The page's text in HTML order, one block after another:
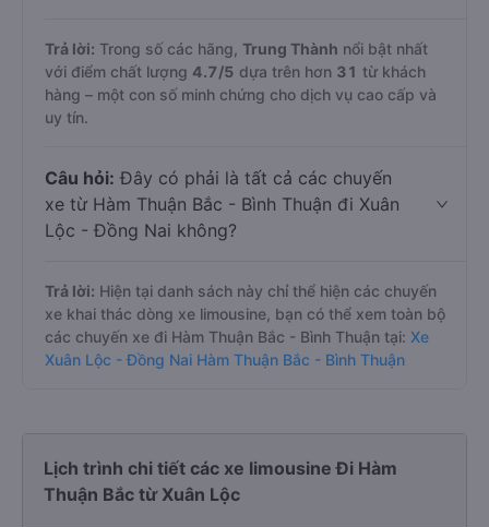
Trả lời: Trong số các hãng, Trung Thành nổi bật nhất
với điểm chất lượng 4.7/5 dựa trên hơn 31 từ khách
hàng – một con số minh chứng cho dịch vụ cao cấp và
uy tín.
Câu hỏi: Đây có phải là tất cả các chuyến
xe từ Hàm Thuận Bắc - Bình Thuận đi Xuân
Lộc - Đồng Nai không?
Trả lời: Hiện tại danh sách này chỉ thể hiện các chuyến
xe khai thác dòng xe limousine, bạn có thể xem toàn bộ
các chuyến xe đi Hàm Thuận Bắc - Bình Thuận tại: Xe
Xuân Lộc - Đồng Nai Hàm Thuận Bắc - Bình Thuận
Lịch trình chi tiết các xe limousine Đi Hàm
Thuận Bắc từ Xuân Lộc